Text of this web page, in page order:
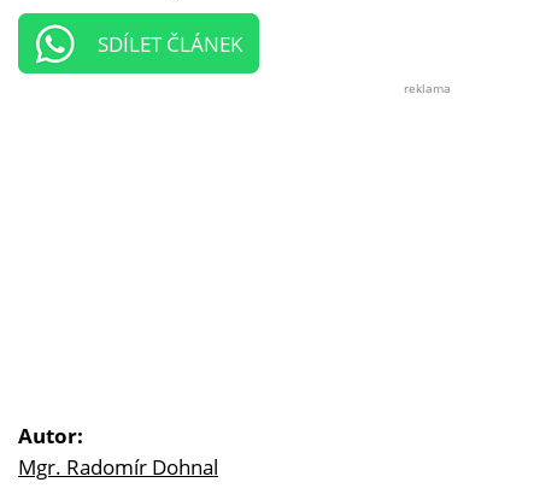
SDÍLET ČLÁNEK
reklama
Autor:
Mgr. Radomír Dohnal